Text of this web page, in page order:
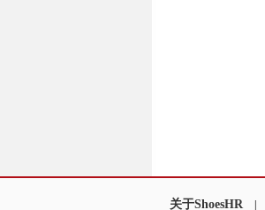
关于ShoesHR